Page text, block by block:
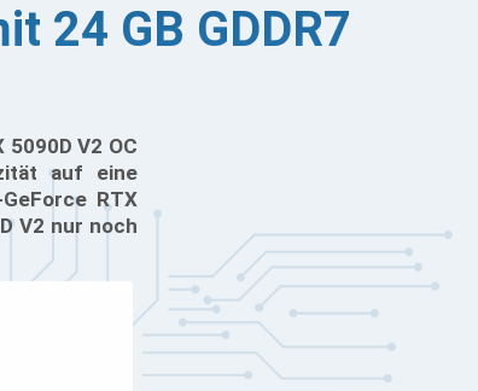
24 GB GDDR7
V2 OC
auf eine
RTX
V2 nur noch